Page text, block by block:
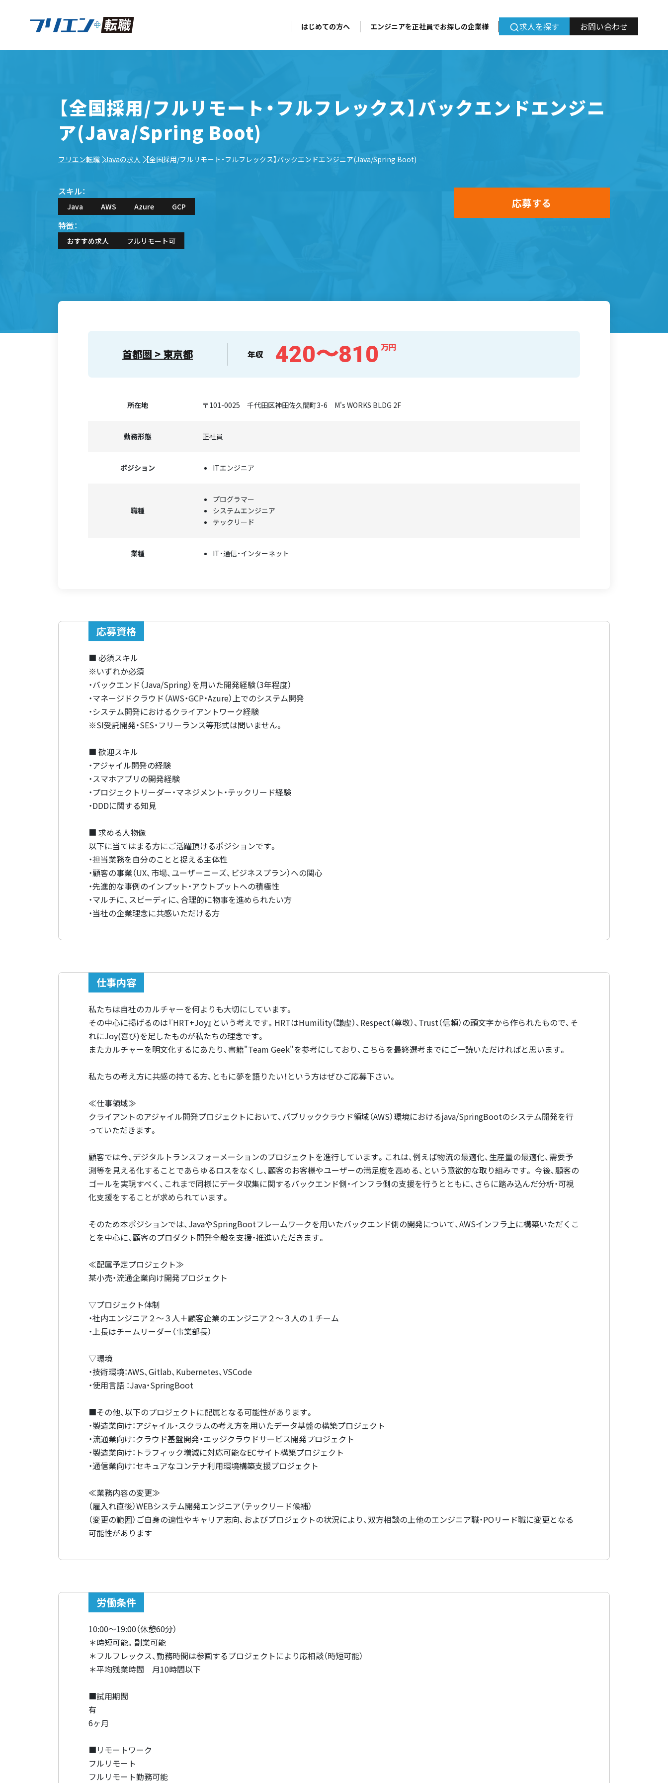
はじめての方へ エンジニアを正社員でお探しの企業様 求人を探す お問い合わせ
【全国採用/フルリモート・フルフレックス】バックエンドエンジニ
ア(Java/Spring Boot)
フリエン転職 Javaの求人 【全国採用/フルリモート・フルフレックス】バックエンドエンジニア(Java/Spring Boot)
スキル：
Java AWS Azure GCP
特徴：
おすすめ求人 フルリモート可
応募する
首都圏 > 東京都 年収 420〜810 万円
所在地 〒101-0025 千代田区神田佐久間町3-6 M's WORKS BLDG 2F
勤務形態 正社員
ポジション ITエンジニア
職種
プログラマー
システムエンジニア
テックリード
業種 IT・通信・インターネット
応募資格
■ 必須スキル
※いずれか必須
・バックエンド（Java/Spring）を用いた開発経験（3年程度）
・マネージドクラウド（AWS・GCP・Azure）上でのシステム開発
・システム開発におけるクライアントワーク経験
※SI受託開発・SES・フリーランス等形式は問いません。
■ 歓迎スキル
・アジャイル開発の経験
・スマホアプリの開発経験
・プロジェクトリーダー・マネジメント・テックリード経験
・DDDに関する知見
■ 求める人物像
以下に当てはまる方にご活躍頂けるポジションです。
・担当業務を自分のことと捉える主体性
・顧客の事業（UX、市場、ユーザーニーズ、ビジネスプラン）への関心
・先進的な事例のインプット・アウトプットへの積極性
・マルチに、スピーディに、合理的に物事を進められたい方
・当社の企業理念に共感いただける方
仕事内容
私たちは自社のカルチャーを何よりも大切にしています。
その中心に掲げるのは『HRT+Joy』という考えです。HRTはHumility（謙虚）、Respect（尊敬）、Trust（信頼）の頭文字から作られたもので、そ
れにJoy(喜び)を足したものが私たちの理念です。
またカルチャーを明文化するにあたり、書籍"Team Geek"を参考にしており、こちらを最終選考までにご一読いただければと思います。
私たちの考え方に共感の持てる方、ともに夢を語りたい！という方はぜひご応募下さい。
≪仕事領域≫
クライアントのアジャイル開発プロジェクトにおいて、パブリッククラウド領域（AWS）環境におけるjava/SpringBootのシステム開発を行
っていただきます。
顧客では今、デジタルトランスフォーメーションのプロジェクトを進行しています。これは、例えば物流の最適化、生産量の最適化、需要予
測等を見える化することであらゆるロスをなくし、顧客のお客様やユーザーの満足度を高める、という意欲的な取り組みです。 今後、顧客の
ゴールを実現すべく、これまで同様にデータ収集に関するバックエンド側・インフラ側の支援を行うとともに、さらに踏み込んだ分析・可視
化支援をすることが求められています。
そのため本ポジションでは、JavaやSpringBootフレームワークを用いたバックエンド側の開発について、AWSインフラ上に構築いただくこ
とを中心に、顧客のプロダクト開発全般を支援・推進いただきます。
≪配属予定プロジェクト≫
某小売・流通企業向け開発プロジェクト
▽プロジェクト体制
・社内エンジニア２〜３人＋顧客企業のエンジニア２〜３人の１チーム
・上長はチームリーダー（事業部長）
▽環境
・技術環境：AWS、Gitlab、Kubernetes、VSCode
・使用言語 ：Java・SpringBoot
■その他、以下のプロジェクトに配属となる可能性があります。
・製造業向け：アジャイル・スクラムの考え方を用いたデータ基盤の構築プロジェクト
・流通業向け：クラウド基盤開発・エッジクラウドサービス開発プロジェクト
・製造業向け：トラフィック増減に対応可能なECサイト構築プロジェクト
・通信業向け：セキュアなコンテナ利用環境構築支援プロジェクト
≪業務内容の変更≫
（雇入れ直後）WEBシステム開発エンジニア（テックリード候補）
（変更の範囲）ご自身の適性やキャリア志向、およびプロジェクトの状況により、双方相談の上他のエンジニア職・POリード職に変更となる
可能性があります
労働条件
10:00～19:00（休憩60分）
＊時短可能。副業可能
＊フルフレックス、勤務時間は参画するプロジェクトにより応相談（時短可能）
＊平均残業時間 月10時間以下
■試用期間
有
6ヶ月
■リモートワーク
フルリモート
フルリモート勤務可能